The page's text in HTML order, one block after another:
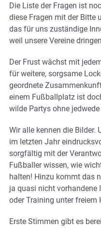
Die Liste der Fragen ist
diese Fragen mit der Bitte
das für uns zuständige
weil unsere Vereine
Der Frust wächst mit
für weitere, sorgsame
geordnete
einem Fußballplatz ist
wilde Partys ohne
Wir alle kennen die Bilder.
im letzten Jahr
sorgfältig mit der
Fußballer wissen, wie
halten! Hinzu kommt das
ja quasi nicht vorhandene
oder Training unter freiem
Erste Stimmen gibt es